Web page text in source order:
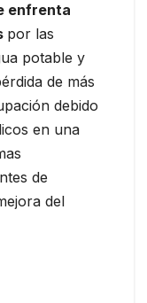
enfrenta
por las
potable y
de más
debido
en una
de
del